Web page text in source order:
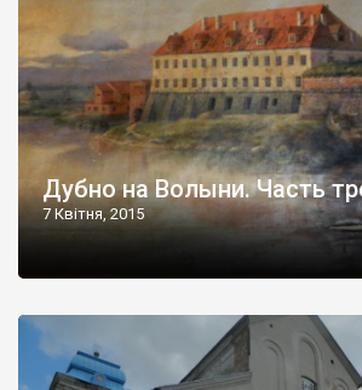
Дубно на Волыни. Часть
7 Квітня, 2015